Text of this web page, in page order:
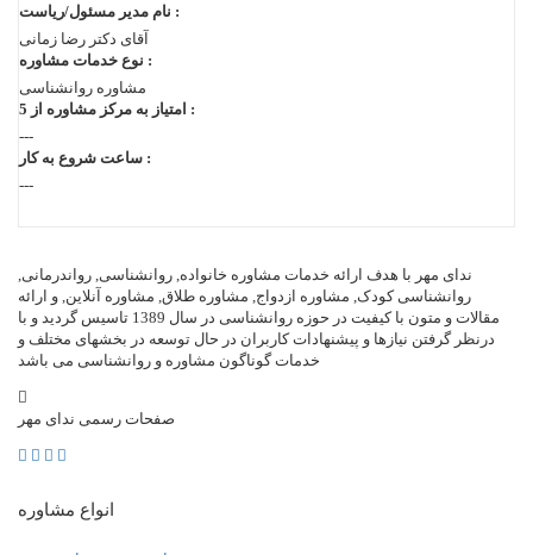
نام مدیر مسئول/ریاست :
آقای دكتر رضا زمانی
نوع خدمات مشاوره :
مشاوره روانشناسی
امتیاز به مرکز مشاوره از 5 :
---
ساعت شروع به کار :
---
ندای مهر با هدف ارائه خدمات مشاوره خانواده, روانشناسی, رواندرمانی,
روانشناسی کودک, مشاوره ازدواج, مشاوره طلاق, مشاوره آنلاین, و ارائه
مقالات و متون با کیفیت در حوزه روانشناسی در سال 1389 تاسیس گردید و با
درنظر گرفتن نیازها و پیشنهادات کاربران در حال توسعه در بخشهای مختلف و
خدمات گوناگون مشاوره و روانشناسی می باشد
صفحات رسمی ندای مهر
انواع مشاوره